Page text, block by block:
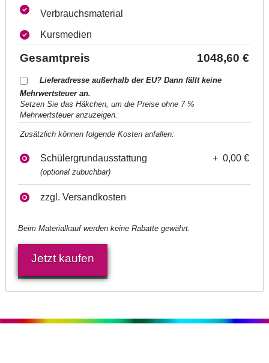
Verbrauchsmaterial
Kursmedien
Gesamtpreis 1048,60 €
Lieferadresse außerhalb der EU? Dann fällt keine
Mehrwertsteuer an.
Setzen Sie das Häkchen, um die Preise ohne 7 %
Mehrwertsteuer anzuzeigen.
Zusätzlich können folgende Kosten anfallen:
Schülergrundausstattung
(optional zubuchbar)
+ 0,00 €
zzgl. Versandkosten
Beim Materialkauf werden keine Rabatte gewährt.
Jetzt kaufen